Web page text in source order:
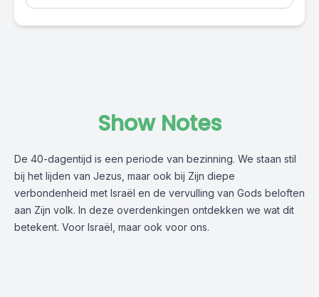
Show Notes
De 40-dagentijd is een periode van bezinning. We staan stil
bij het lijden van Jezus, maar ook bij Zijn diepe
verbondenheid met Israël en de vervulling van Gods beloften
aan Zijn volk. In deze overdenkingen ontdekken we wat dit
betekent. Voor Israël, maar ook voor ons.